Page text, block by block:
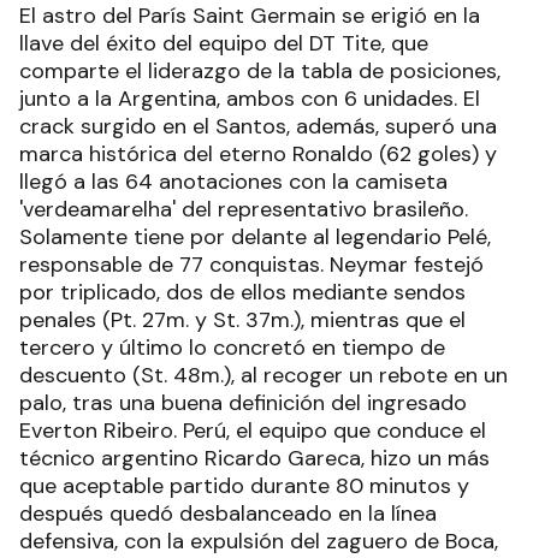
El astro del París Saint Germain se erigió en la
llave del éxito del equipo del DT Tite, que
comparte el liderazgo de la tabla de posiciones,
junto a la Argentina, ambos con 6 unidades. El
crack surgido en el Santos, además, superó una
marca histórica del eterno Ronaldo (62 goles) y
llegó a las 64 anotaciones con la camiseta
'verdeamarelha' del representativo brasileño.
Solamente tiene por delante al legendario Pelé,
responsable de 77 conquistas. Neymar festejó
por triplicado, dos de ellos mediante sendos
penales (Pt. 27m. y St. 37m.), mientras que el
tercero y último lo concretó en tiempo de
descuento (St. 48m.), al recoger un rebote en un
palo, tras una buena definición del ingresado
Everton Ribeiro. Perú, el equipo que conduce el
técnico argentino Ricardo Gareca, hizo un más
que aceptable partido durante 80 minutos y
después quedó desbalanceado en la línea
defensiva, con la expulsión del zaguero de Boca,